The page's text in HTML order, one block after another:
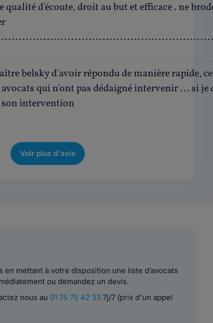
qualité d'écoute, droit au but et efficace . ne
belsky d'avoir répondu de manière rapide, ce
avocats qui n'ont pas dédaigné intervenir ... si je
intervention
Voir plus d'avis
mettant à votre disposition une liste d’avocats
ou demandez un devis.
nous au 01 75 75 42 337j/7 (prix d'un appel